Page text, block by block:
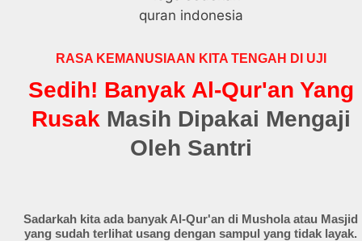
RASA KEMANUSIAAN KITA TENGAH DI UJI
Sedih! Banyak Al-Qur'an Yang
Rusak Masih Dipakai Mengaji
Oleh Santri
Sadarkah kita ada banyak Al-Qur'an di Mushola atau Masjid
yang sudah terlihat usang dengan sampul yang tidak layak.